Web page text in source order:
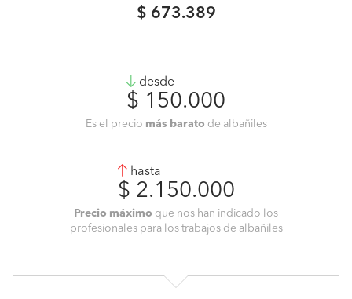
$ 673.389
desde
$ 150.000
Es el precio más barato de albañiles
hasta
$ 2.150.000
Precio máximo que nos han indicado los
profesionales para los trabajos de albañiles